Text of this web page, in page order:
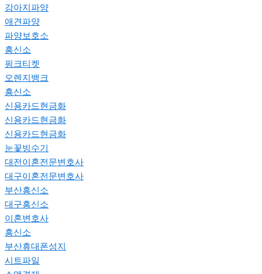
강아지파양
애견파양
파양보호소
흥신소
핑크티켓
오렌지뱅크
흥신소
신용카드현금화
신용카드현금화
신용카드현금화
눈꽃빙수기
대전이혼전문변호사
대구이혼전문변호사
부산흥신소
대구흥신소
이혼변호사
흥신소
부산휴대폰성지
시트파일